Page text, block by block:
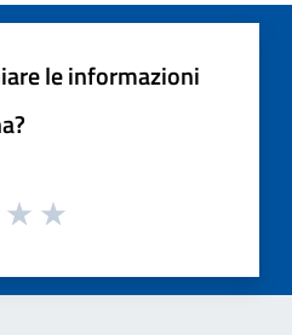
le informazioni